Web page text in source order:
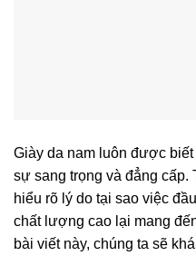
Giày da nam luôn được
sự sang trọng và đẳng cấp.
hiểu rõ lý do tại sao việc
chất lượng cao lại mang
bài viết này, chúng ta sẽ